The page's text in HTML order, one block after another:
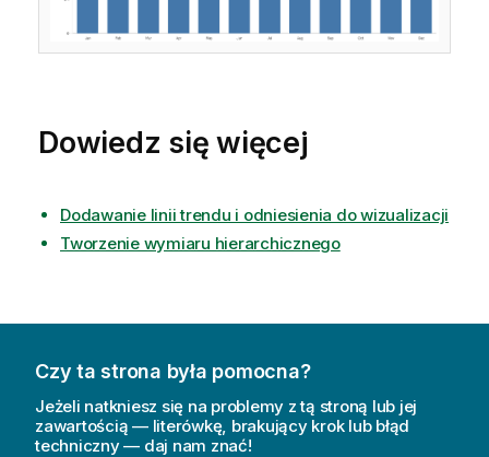
Dowiedz się więcej
Dodawanie linii trendu i odniesienia do wizualizacji
Tworzenie wymiaru hierarchicznego
Czy ta strona była pomocna?
Jeżeli natkniesz się na problemy z tą stroną lub jej
zawartością — literówkę, brakujący krok lub błąd
techniczny — daj nam znać!